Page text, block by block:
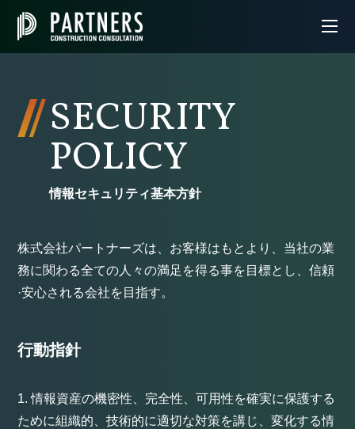
SECURITY
POLICY
情報セキュリティ基本方針
株式会社パートナーズは、お客様はもとより、当社の業
務に関わる全ての人々の満足を得る事を目標とし、信頼
·安心される会社を目指す。
行動指針
情報資産の機密性、完全性、可用性を確実に保護する
ために組織的、技術的に適切な対策を講じ、変化する情